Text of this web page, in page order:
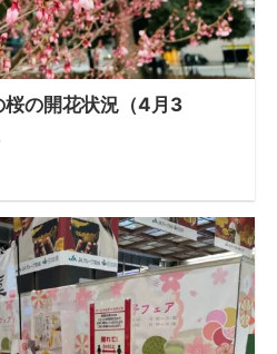
の開花状況（4月3